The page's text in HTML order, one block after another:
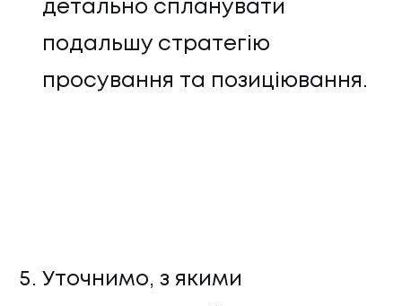
детально спланувати
подальшу стратегію
просування та позиціювання.
Уточнимо, з якими